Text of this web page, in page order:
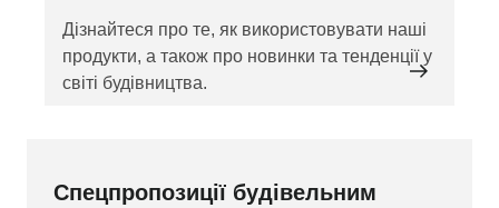
Дізнайтеся про те, як використовувати наші
продукти, а також про новинки та тенденції у
світі будівництва.
Спецпропозиції будівельним